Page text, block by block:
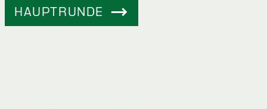
HAUPTRUNDE